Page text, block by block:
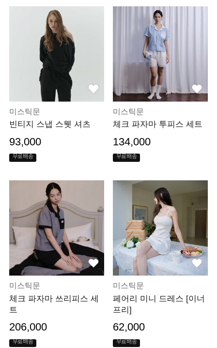
미스틱문
빈티지 스냅 스웻 셔츠
93,000
무료배송
미스틱문
체크 파자마 투피스 세트
134,000
무료배송
미스틱문
체크 파자마 쓰리피스 세
트
206,000
무료배송
미스틱문
페어리 미니 드레스 [이너
프리]
62,000
무료배송